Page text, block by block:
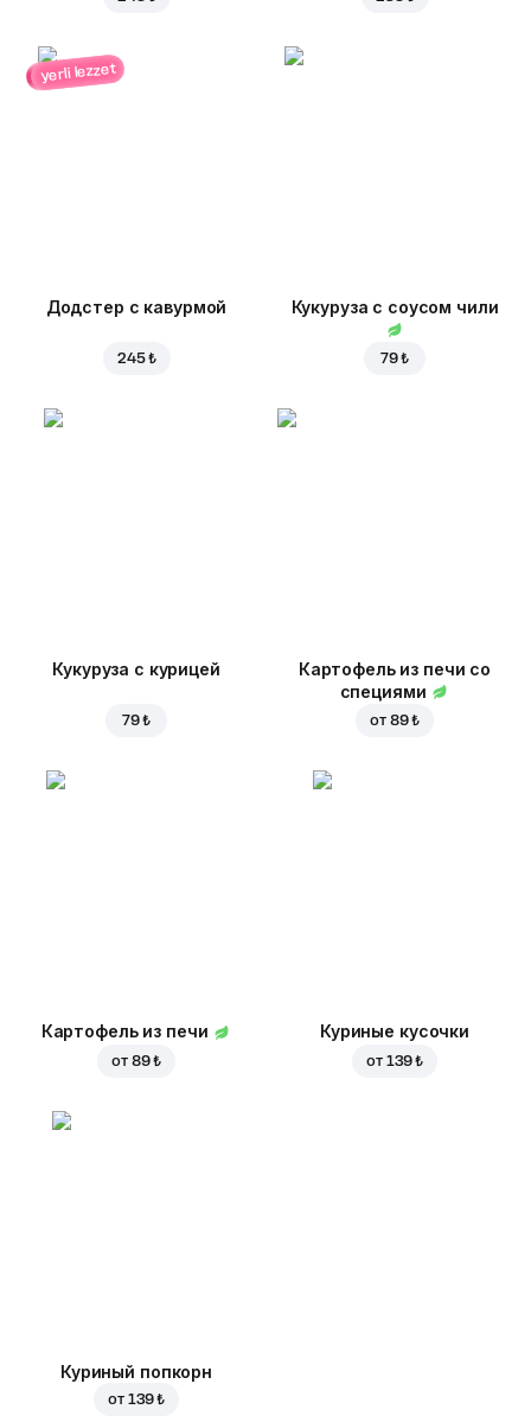
yerli lezzet
Додстер с кавурмой
245 ₺
Кукуруза с соусом чили
79 ₺
Кукуруза с курицей
79 ₺
Картофель из печи со
специями
от89 ₺
Картофель из печи
от89 ₺
Куриные кусочки
от 139 ₺
Куриный попкорн
от 139 ₺